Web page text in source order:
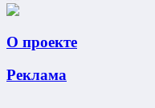
О проекте
Реклама